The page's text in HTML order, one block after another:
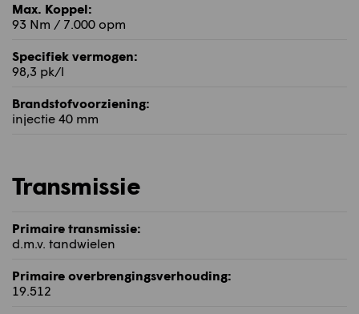
Max. Koppel:
93 Nm / 7.000 opm
Specifiek vermogen:
98,3 pk/l
Brandstofvoorziening:
injectie 40 mm
Transmissie
Primaire transmissie:
d.m.v. tandwielen
Primaire overbrengingsverhouding:
19.512